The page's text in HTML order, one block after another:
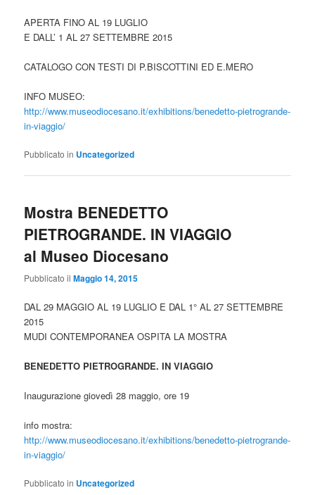
APERTA FINO AL 19 LUGLIO
E DALL’ 1 AL 27 SETTEMBRE 2015
CATALOGO CON TESTI DI P.BISCOTTINI ED E.MERO
INFO MUSEO:
http://www.museodiocesano.it/exhibitions/benedetto-pietrogrande-
in-viaggio/
Pubblicato in Uncategorized
Mostra BENEDETTO
PIETROGRANDE. IN VIAGGIO
al Museo Diocesano
Pubblicato ilMaggio 14, 2015
DAL 29 MAGGIO AL 19 LUGLIO E DAL 1° AL 27 SETTEMBRE
2015
MUDI CONTEMPORANEA OSPITA LA MOSTRA
BENEDETTO PIETROGRANDE. IN VIAGGIO
Inaugurazione giovedì 28 maggio, ore 19
info mostra:
http://www.museodiocesano.it/exhibitions/benedetto-pietrogrande-
in-viaggio/
Pubblicato in Uncategorized